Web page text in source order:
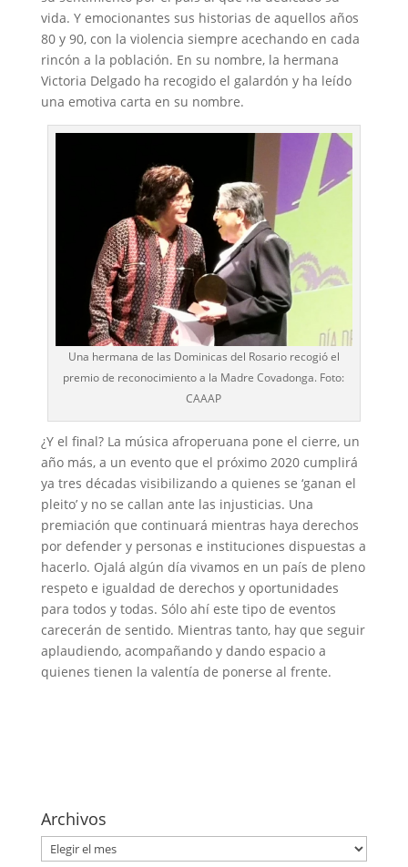
vida. Y emocionantes sus historias de aquellos años
80 y 90, con la violencia siempre acechando en cada
rincón a la población. En su nombre, la hermana
Victoria Delgado ha recogido el galardón y ha leído
una emotiva carta en su nombre.
Una hermana de las Dominicas del Rosario recogió el
premio de reconocimiento a la Madre Covadonga. Foto:
CAAAP
¿Y el final? La música afroperuana pone el cierre, un
año más, a un evento que el próximo 2020 cumplirá
ya tres décadas visibilizando a quienes se ‘ganan el
pleito’ y no se callan ante las injusticias. Una
premiación que continuará mientras haya derechos
por defender y personas e instituciones dispuestas a
hacerlo. Ojalá algún día vivamos en un país de pleno
respeto e igualdad de derechos y oportunidades
para todos y todas. Sólo ahí este tipo de eventos
carecerán de sentido. Mientras tanto, hay que seguir
aplaudiendo, acompañando y dando espacio a
quienes tienen la valentía de ponerse al frente.
Archivos
Archivos